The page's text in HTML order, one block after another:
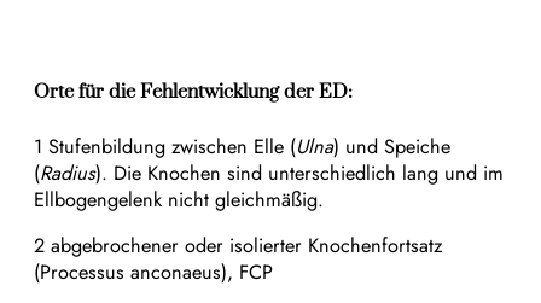
Orte für die Fehlentwicklung der ED:
1 Stufenbildung zwischen Elle (Ulna) und Speiche
(Radius). Die Knochen sind unterschiedlich lang und im
Ellbogengelenk nicht gleichmäßig.
2 abgebrochener oder isolierter Knochenfortsatz
(Processus anconaeus), FCP